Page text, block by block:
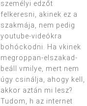
személyi edzőt
felkeresni, akinek ez a
szakmája, nem pedig
youtube-videókra
bohóckodni. Ha vkinek
megroppan-elszakad-
beáll vmilye, mert nem
úgy csinálja, ahogy kell,
akkor aztán mi lesz?
Tudom, h az internet